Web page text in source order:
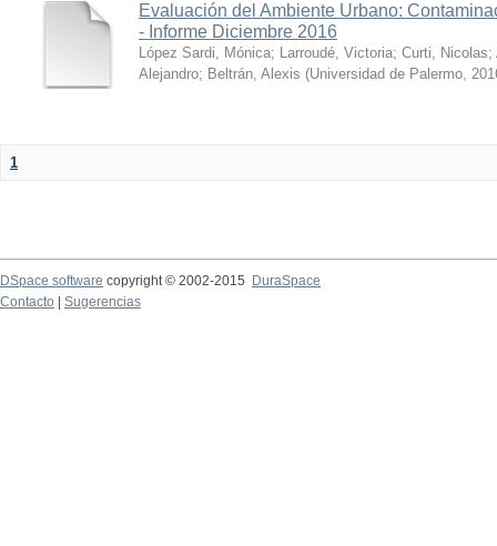
Evaluación del Ambiente Urbano:
- Informe Diciembre 2016
López Sardi, Mónica; Larroudé, Victoria; Curti, Nicolas;
Alejandro; Beltrán, Alexis (Universidad de Palermo,
1
DSpace software copyright © 2002-2015
DuraSpace
Contacto
Sugerencias